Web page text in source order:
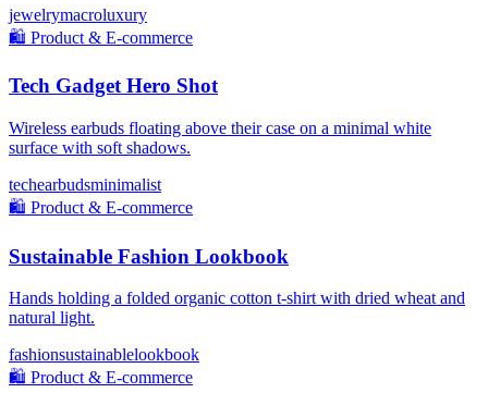
jewelrymacroluxury
🛍️ Product & E-commerce
Tech Gadget Hero Shot
Wireless earbuds floating above their case on a minimal white
surface with soft shadows.
techearbudsminimalist
🛍️ Product & E-commerce
Sustainable Fashion Lookbook
Hands holding a folded organic cotton t-shirt with dried wheat and
natural light.
fashionsustainablelookbook
🛍️ Product & E-commerce